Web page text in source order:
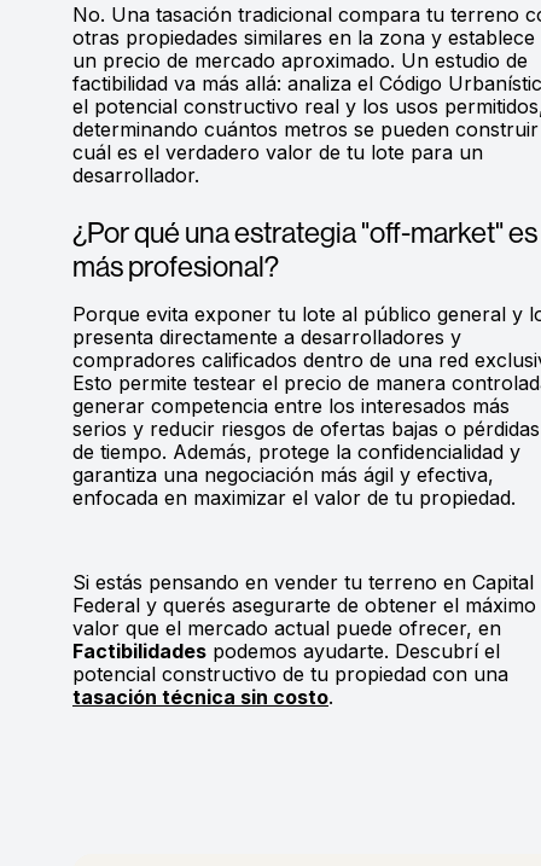
No. Una tasación tradicional compara tu terreno
otras propiedades similares en la zona y establece
un precio de mercado aproximado. Un estudio de
factibilidad va más allá: analiza el Código
el potencial constructivo real y los usos
determinando cuántos metros se pueden
cuál es el verdadero valor de tu lote para un
desarrollador.
¿Por qué una estrategia "off-market" es
más profesional?
Porque evita exponer tu lote al público general y
presenta directamente a desarrolladores y
compradores calificados dentro de una red
Esto permite testear el precio de manera
generar competencia entre los interesados más
serios y reducir riesgos de ofertas bajas o pérdidas
de tiempo. Además, protege la confidencialidad y
garantiza una negociación más ágil y efectiva,
enfocada en maximizar el valor de tu propiedad.
Si estás pensando en vender tu terreno en Capital
Federal y querés asegurarte de obtener el máximo
valor que el mercado actual puede ofrecer, en
Factibilidades podemos ayudarte. Descubrí el
potencial constructivo de tu propiedad con una
tasación técnica sin costo.